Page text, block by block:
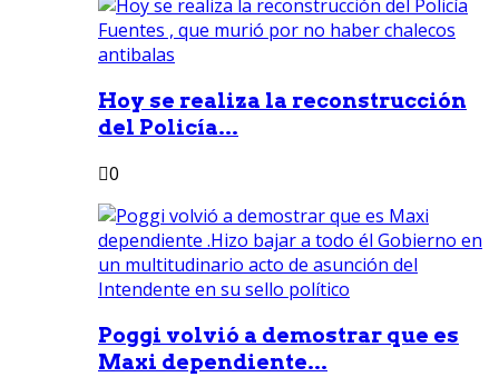
Hoy se realiza la reconstrucción
del Policía...
0
Poggi volvió a demostrar que es
Maxi dependiente...